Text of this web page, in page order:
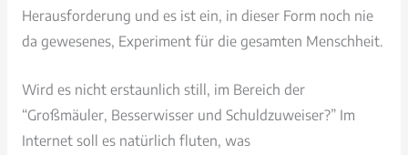
Herausforderung und es ist ein, in dieser Form noch nie
da gewesenes, Experiment für die gesamten Menschheit.
Wird es nicht erstaunlich still, im Bereich der
“Großmäuler, Besserwisser und Schuldzuweiser?” Im
Internet soll es natürlich fluten, was